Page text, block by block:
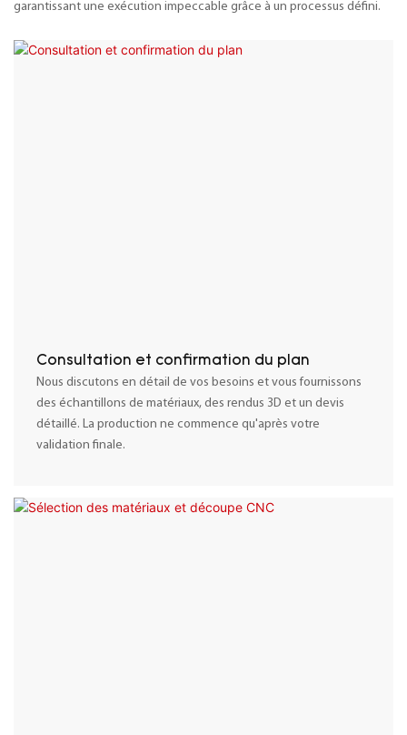
garantissant une exécution impeccable grâce à un processus défini.
Consultation et confirmation du plan
Nous discutons en détail de vos besoins et vous fournissons
des échantillons de matériaux, des rendus 3D et un devis
détaillé. La production ne commence qu'après votre
validation finale.